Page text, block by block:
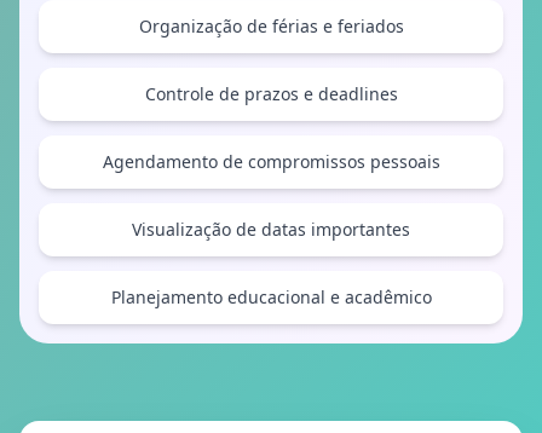
Organização de férias e feriados
Controle de prazos e deadlines
Agendamento de compromissos pessoais
Visualização de datas importantes
Planejamento educacional e acadêmico